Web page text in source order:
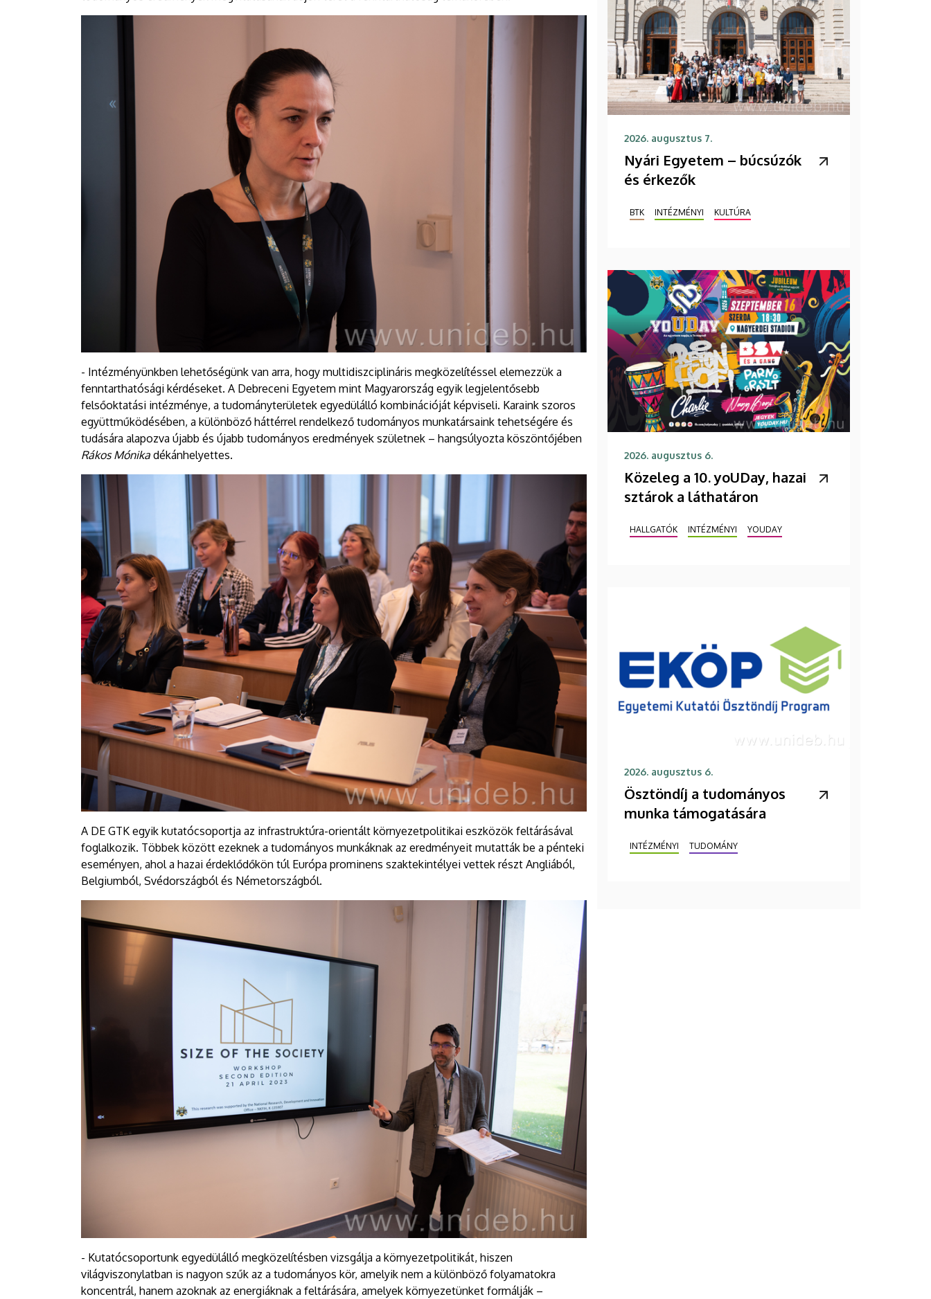
- Intézményünkben lehetőségünk van arra, hogy multidiszciplináris megközelítéssel elemezzük a
fenntarthatósági kérdéseket. A Debreceni Egyetem mint Magyarország egyik legjelentősebb
felsőoktatási intézménye, a tudományterületek egyedülálló kombinációját képviseli. Karaink szoros
együttműködésében, a különböző háttérrel rendelkező tudományos munkatársaink tehetségére és
tudására alapozva újabb és újabb tudományos eredmények születnek – hangsúlyozta köszöntőjében
Rákos Mónika dékánhelyettes.
A DE GTK egyik kutatócsoportja az infrastruktúra-orientált környezetpolitikai eszközök feltárásával
foglalkozik. Többek között ezeknek a tudományos munkáknak az eredményeit mutatták be a pénteki
eseményen, ahol a hazai érdeklődőkön túl Európa prominens szaktekintélyei vettek részt Angliából,
Belgiumból, Svédországból és Németországból.
- Kutatócsoportunk egyedülálló megközelítésben vizsgálja a környezetpolitikát, hiszen
világviszonylatban is nagyon szűk az a tudományos kör, amelyik nem a különböző folyamatokra
koncentrál, hanem azoknak az energiáknak a feltárására, amelyek környezetünket formálják –
2026. augusztus 7.
Nyári Egyetem – búcsúzók
és érkezők
BTK INTÉZMÉNYI KULTÚRA
2026. augusztus 6.
Közeleg a 10. yoUDay, hazai
sztárok a láthatáron
HALLGATÓK INTÉZMÉNYI YOUDAY
2026. augusztus 6.
Ösztöndíj a tudományos
munka támogatására
INTÉZMÉNYI TUDOMÁNY